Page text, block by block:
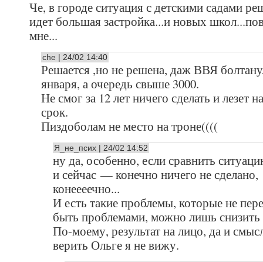
Че, в городе ситуация с детскими садами
идет большая застройка...и новых
мне...
che | 24/02 14:40
Решается ,но не решена, даж ВВЯ
января, а очередь свыше 3000.
Не смог за 12 лет ничего сделать и лезет
срок.
Пиздоболам не место на троне((((
Я_не_псих | 24/02 14:52
ну да, особенно, если сравнить
и сейчас — конечно ничего не сделано,
конеееечно...
И есть такие проблемы, которые не
быть проблемами, можно лишь снизить
По-моему, результат на лицо, да и
верить Ольге я не вижу.